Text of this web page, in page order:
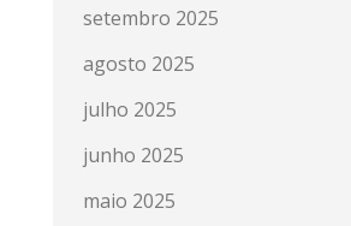
setembro 2025
agosto 2025
julho 2025
junho 2025
maio 2025